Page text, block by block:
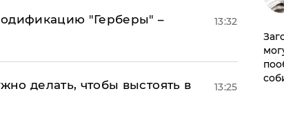
"Герберы" –
13:32
делать, чтобы выстоять в
13:25